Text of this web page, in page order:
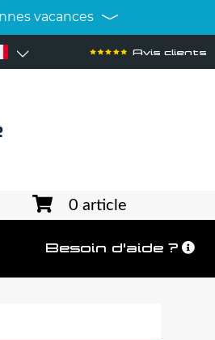
vacances
Avis clients
0 article
Besoin d'aide ?